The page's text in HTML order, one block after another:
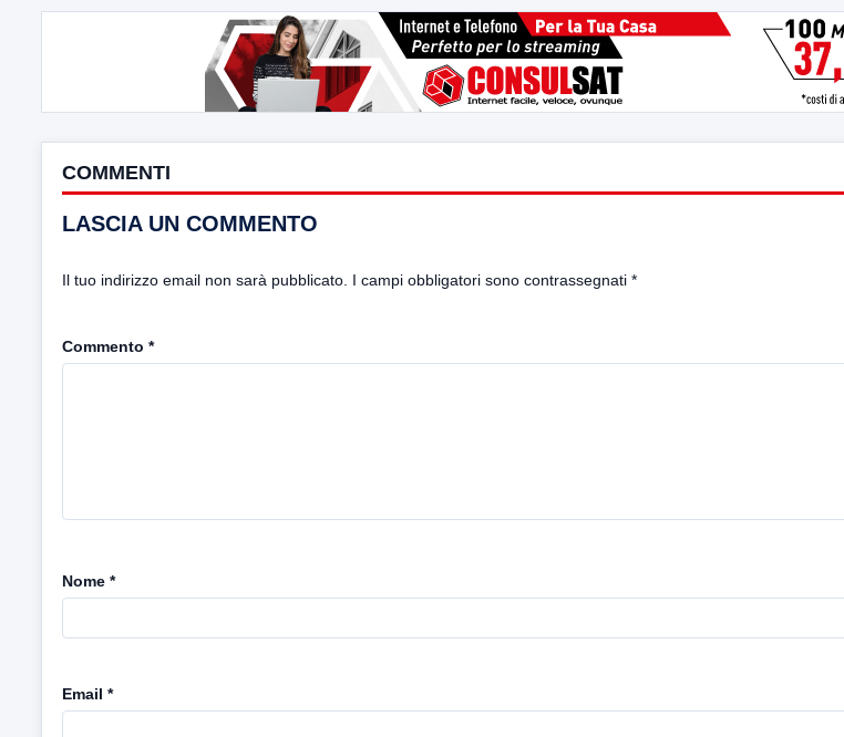
COMMENTI
LASCIA UN COMMENTO
Il tuo indirizzo email non sarà pubblicato. I campi obbligatori sono contrassegnati *
Commento *
Nome *
Email *